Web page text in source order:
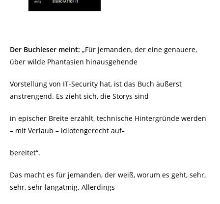
Der Buchleser meint: „Für jemanden, der eine genauere,
über wilde Phantasien hinausgehende
Vorstellung von IT-Security hat, ist das Buch äußerst
anstrengend. Es zieht sich, die Storys sind
in epischer Breite erzählt, technische Hintergründe werden
– mit Verlaub – idiotengerecht auf-
bereitet“.
Das macht es für jemanden, der weiß, worum es geht, sehr,
sehr, sehr langatmig. Allerdings